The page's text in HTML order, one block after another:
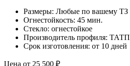
Размеры: Любые по вашему ТЗ
Огнестойкость: 45 мин.
Стекло: огнестойкое
Производитель профиля:
Срок изготовления: от 10 дней
Цена от 25 500 ₽